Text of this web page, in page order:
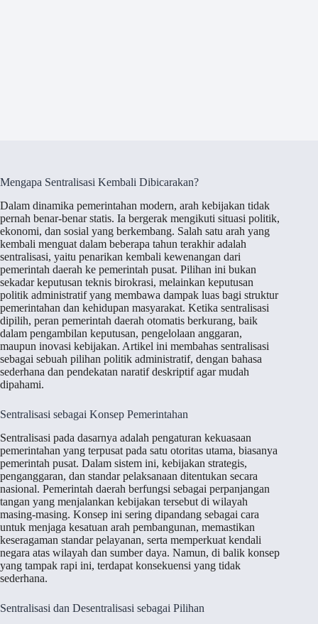
Mengapa Sentralisasi Kembali Dibicarakan?
Dalam dinamika pemerintahan modern, arah kebijakan tidak
pernah benar-benar statis. Ia bergerak mengikuti situasi politik,
ekonomi, dan sosial yang berkembang. Salah satu arah yang
kembali menguat dalam beberapa tahun terakhir adalah
sentralisasi, yaitu penarikan kembali kewenangan dari
pemerintah daerah ke pemerintah pusat. Pilihan ini bukan
sekadar keputusan teknis birokrasi, melainkan keputusan
politik administratif yang membawa dampak luas bagi struktur
pemerintahan dan kehidupan masyarakat. Ketika sentralisasi
dipilih, peran pemerintah daerah otomatis berkurang, baik
dalam pengambilan keputusan, pengelolaan anggaran,
maupun inovasi kebijakan. Artikel ini membahas sentralisasi
sebagai sebuah pilihan politik administratif, dengan bahasa
sederhana dan pendekatan naratif deskriptif agar mudah
dipahami.
Sentralisasi sebagai Konsep Pemerintahan
Sentralisasi pada dasarnya adalah pengaturan kekuasaan
pemerintahan yang terpusat pada satu otoritas utama, biasanya
pemerintah pusat. Dalam sistem ini, kebijakan strategis,
penganggaran, dan standar pelaksanaan ditentukan secara
nasional. Pemerintah daerah berfungsi sebagai perpanjangan
tangan yang menjalankan kebijakan tersebut di wilayah
masing-masing. Konsep ini sering dipandang sebagai cara
untuk menjaga kesatuan arah pembangunan, memastikan
keseragaman standar pelayanan, serta memperkuat kendali
negara atas wilayah dan sumber daya. Namun, di balik konsep
yang tampak rapi ini, terdapat konsekuensi yang tidak
sederhana.
Sentralisasi dan Desentralisasi sebagai Pilihan